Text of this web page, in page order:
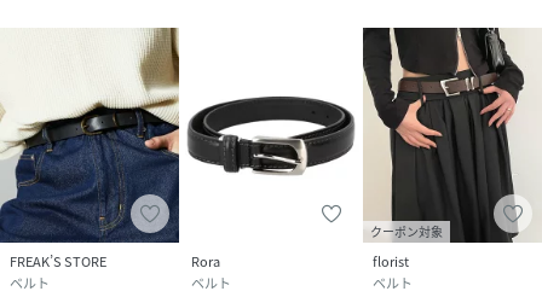
FREAK’S STORE
ベルト
Rora
ベルト
クーポン対象
florist
ベルト